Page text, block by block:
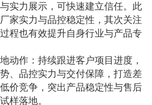
实力展示，可快速建立信任。此
家实力与品控稳定性，其次关注
程也有效提升自身行业与产品专
动作：持续跟进客户项目进度，
、品控实力与交付保障，打造差
价竞争，突出产品稳定性与售后
样落地。